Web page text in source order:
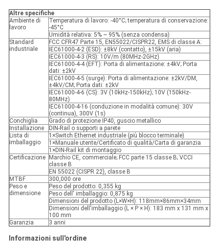
Altre specifiche
Ambiente di
lavoro
Temperatura di lavoro: -40°C; temperatura di conservazione:
-45°C
Umidità relativa: 5% ~ 95% (senza condensa)
Standard
industriale
FCC CFR47 Parte 15, EN55022/CISPR22, EMS di classe A:
IEC61000-4-2 (ESD): ±8kV (contatto), ±15kV (aria)
IEC61000-4-3 (RS): 10V/m (80MHz-2GHz)
IEC61000-4-4 (EFT): Porta di alimentazione: ±4kV; Porta
dati: ±2kV
IEC61000-4-5 (surge): Porta di alimentazione: ±2kV/DM,
±4kV/CM; Porta dati: ±2kV
IEC61000-4-6 (CS): 3V (10kHz-150kHz); 10V (150kHz-
80MHz)
IEC61000-4-16 (conduzione in modalità comune): 30V
(continua), 300V (1s)
Conchiglia
Grado di protezione IP40, guscio metallico
Installazione
DIN-Rail o supporti a parete
Lista di
imballaggio
1×Switch Ethernet industriale (più blocco terminale)
1×Manuale utente/Certificato di qualità/Carta di garanzia
1×DIN-Rail kit di montaggio
Certificazione
Marchio CE, commerciale; FCC parte 15 classe B; VCCI
classe B
EN 55022 (CISPR 22), classe B
MTBF
300,000 ore
Peso e
dimensione
Peso del prodotto: 0,355 kg
Peso dell' imballaggio: 0,875 kg
Dimensioni del prodotto (L×W×H): 118mm×86mm×34mm
Dimensioni dell'imballaggio (L × P × H): 183 mm x 131 mm x
100 mm
Garanzia
3 anni
Informazioni sull'ordine